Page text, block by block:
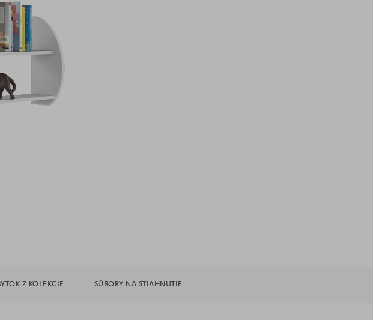
Z KOLEKCIE SÚBORY NA STIAHNUTIE